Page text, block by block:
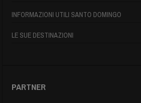
INFORMAZIONI UTILI SANTO DOMINGO
LE SUE DESTINAZIONI
PARTNER